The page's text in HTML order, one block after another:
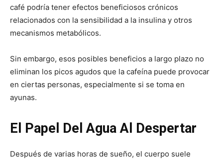
café podría tener efectos beneficiosos crónicos
relacionados con la sensibilidad a la insulina y otros
mecanismos metabólicos.
Sin embargo, esos posibles beneficios a largo plazo no
eliminan los picos agudos que la cafeína puede provocar
en ciertas personas, especialmente si se toma en
ayunas.
El Papel Del Agua Al Despertar
Después de varias horas de sueño, el cuerpo suele